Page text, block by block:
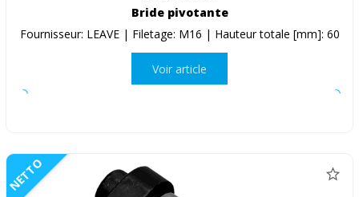
Bride pivotante
Fournisseur: LEAVE | Filetage: M16 | Hauteur totale [mm]: 60
Voir article
NETTO